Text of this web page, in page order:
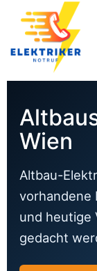
Wien
Altbau-
vorhandene
und heutige
gedacht